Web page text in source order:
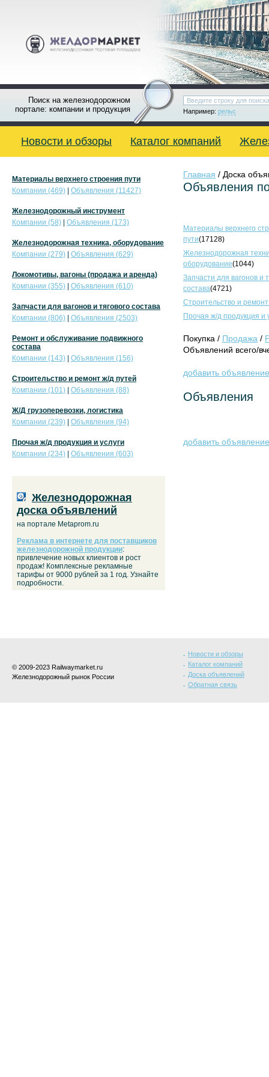
Поиск на железнодорожном
портале: компании и продукция
Например: рельс
Новости и обзоры Каталог компаний
Главная / Доска
Объявления
Материалы верхнего
пути(17128)
Железнодорожная
оборудование(1044)
Запчасти для вагонов и
состава(4721)
Строительство и
Прочая ж/д продукция и
Покупка / Продажа /
Объявлений всего/
добавить объявление
Объявления
добавить объявление
Материалы верхнего строения пути
Компании (469)
Объявления (11427)
Железнодорожный инструмент
Компании (58)
Объявления (173)
Железнодорожная техника, оборудование
Компании (279)
Объявления (629)
Локомотивы, вагоны (продажа и аренда)
Компании (355)
Объявления (610)
Запчасти для вагонов и тягового состава
Компании (806)
Объявления (2503)
Ремонт и обслуживание подвижного
состава
Компании (143)
Объявления (156)
Строительство и ремонт ж/д путей
Компании (101)
Объявления (88)
Ж/Д грузоперевозки, логистика
Компании (239)
Объявления (94)
Прочая ж/д продукция и услуги
Компании (234)
Объявления (603)
Железнодорожная
доска объявлений
на портале Metaprom.ru
Реклама в интернете для поставщиков
железнодорожной продукции:
привлечение новых клиентов и рост
продаж! Комплексные рекламные
тарифы от 9000 рублей за 1 год. Узнайте
подробности.
© 2009-2023 Railwaymarket.ru
Железнодорожный рынок России
Новости и обзоры
Каталог компаний
Доска объявлений
Обратная связь